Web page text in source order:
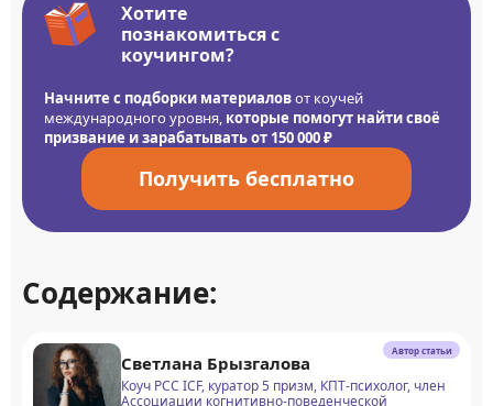
Хотите
познакомиться с
коучингом?
Начните с подборки материаловот коучей
международного уровня, которые помогут найти своё
призвание и зарабатывать от 150 000 ₽
Получить бесплатно
Содержание:
Автор статьи
Светлана Брызгалова
Коуч PCC ICF, куратор 5 призм, КПТ-психолог, член
Ассоциации когнитивно-поведенческой